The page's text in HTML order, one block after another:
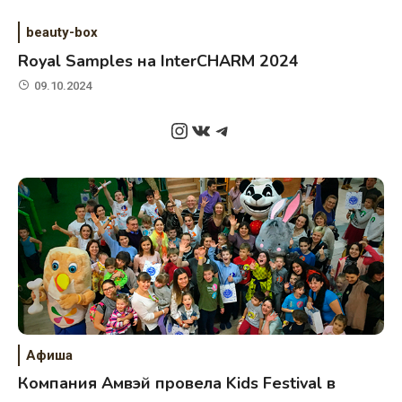
beauty-box
Royal Samples на InterCHARM 2024
09.10.2024
Instagram
ВКонтакте
Telegram
Афиша
Компания Амвэй провела Kids Festival в